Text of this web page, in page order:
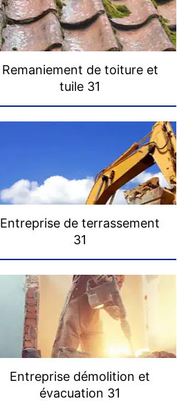
Remaniement de toiture et
tuile 31
Entreprise de terrassement
31
Entreprise démolition et
évacuation 31